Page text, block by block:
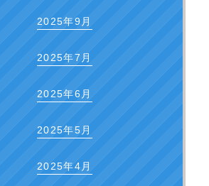
2025年9月
2025年7月
2025年6月
2025年5月
2025年4月